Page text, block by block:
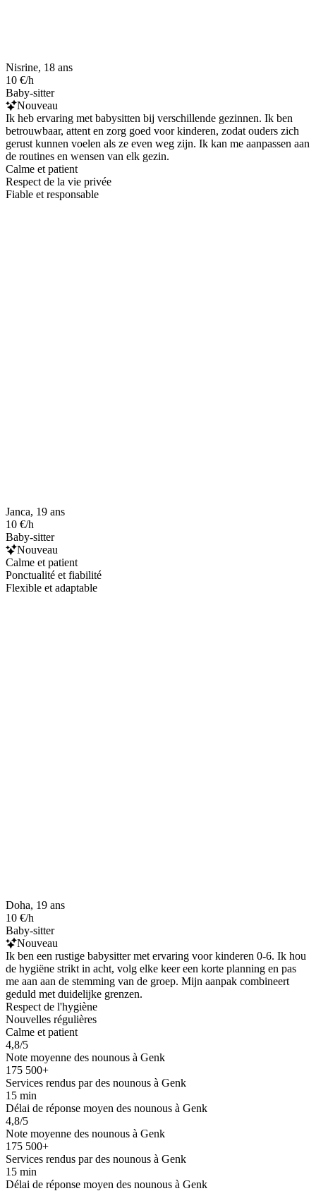
Nisrine, 18 ans
10 €/h
Baby-sitter
Nouveau
Ik heb ervaring met babysitten bij verschillende gezinnen. Ik ben
betrouwbaar, attent en zorg goed voor kinderen, zodat ouders zich
gerust kunnen voelen als ze even weg zijn. Ik kan me aanpassen aan
de routines en wensen van elk gezin.
Calme et patient
Respect de la vie privée
Fiable et responsable
Janca, 19 ans
10 €/h
Baby-sitter
Nouveau
Calme et patient
Ponctualité et fiabilité
Flexible et adaptable
Doha, 19 ans
10 €/h
Baby-sitter
Nouveau
Ik ben een rustige babysitter met ervaring voor kinderen 0-6. Ik hou
de hygiëne strikt in acht, volg elke keer een korte planning en pas
me aan aan de stemming van de groep. Mijn aanpak combineert
geduld met duidelijke grenzen.
Respect de l'hygiène
Nouvelles régulières
Calme et patient
4,8/5
Note moyenne des nounous à Genk
175 500+
Services rendus par des nounous à Genk
15 min
Délai de réponse moyen des nounous à Genk
4,8/5
Note moyenne des nounous à Genk
175 500+
Services rendus par des nounous à Genk
15 min
Délai de réponse moyen des nounous à Genk